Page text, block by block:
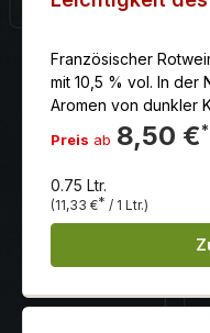
Médoc, etwa 30
Bordeaux. Ein eleganter Margaux zu erschwinglichem
Preis!Empfehlung:
Wildpasteten,
und reifem
in einem
getrunken und
Französischer
mit 10,5 % vol. In
Aromen von dunkler
Johannesbeere,
Preis ab 8,50 €*
0.75 Ltr.
(11,33 €* / 1 Ltr.)